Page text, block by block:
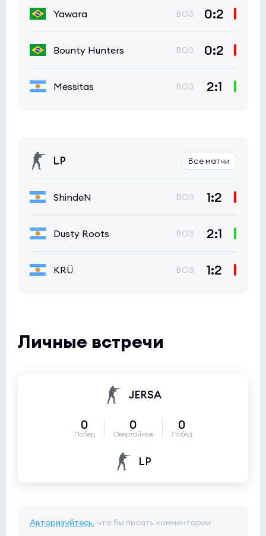
Yawara BO3 0:2
Bounty Hunters BO3 0:2
Messitas BO3 2:1
LP Все матчи
ShindeN BO3 1:2
Dusty Roots BO3 2:1
KRÜ BO3 1:2
Личные встречи
JERSA
0
Побед
0
Овертаймов
0
Побед
LP
Авторизуйтесь, что бы писать комментарии